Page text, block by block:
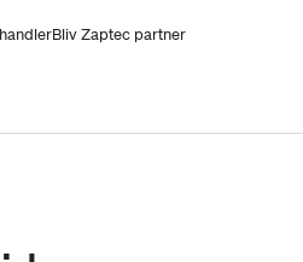
Bliv Zaptec partner